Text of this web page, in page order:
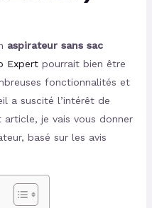
aspirateur sans sac
Expertpourrait bien être
fonctionnalités et
a suscité l’intérêt de
je vais vous donner
basé sur les avis